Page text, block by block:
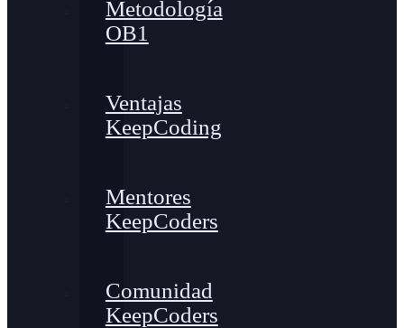
Metodología
OB1
Ventajas
KeepCoding
Mentores
KeepCoders
Comunidad
KeepCoders